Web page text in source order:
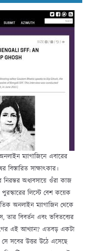
ম্যাগাজিনে এবারের
সাক্ষাৎকার।
অধ্যবসায়ে ওঁরা কাজ
লিস্টে বেশ কয়েক
অনলাইন ম্যাগাজিন থেকে
তার বিবর্তন এবং ভবিতব্যের
এই আখ্যান? এতবড় একটা
সে সবের উত্তর উঠে এসেছে